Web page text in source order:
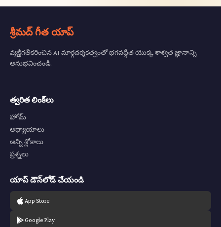
శ్రీమద్ గీత యాప్
వ్యక్తిగతీకరించిన AI మార్గదర్శకత్వంతో భగవద్గీత యొక్క శాశ్వత జ్ఞానాన్ని
అనుభవించండి.
త్వరిత లింక్‌లు
హోమ్
అధ్యాయాలు
అన్ని శ్లోకాలు
ప్రశ్నలు
యాప్ డౌన్‌లోడ్ చేయండి
App Store
Google Play